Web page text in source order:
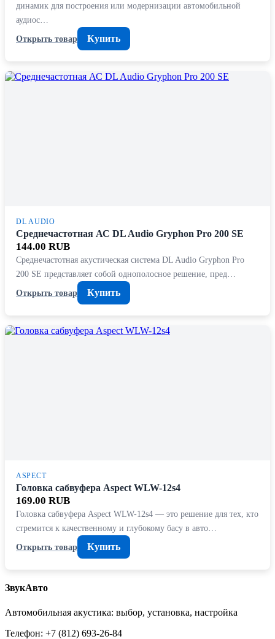
динамик для построения или модернизации автомобильной
аудиос…
Открыть товар
Купить
DL AUDIO
Среднечастотная АС DL Audio Gryphon Pro 200 SE
144.00 RUB
Среднечастотная акустическая система DL Audio Gryphon Pro
200 SE представляет собой однополосное решение, пред…
Открыть товар
Купить
ASPECT
Головка сабвуфера Aspect WLW-12s4
169.00 RUB
Головка сабвуфера Aspect WLW-12s4 — это решение для тех, кто
стремится к качественному и глубокому басу в авто…
Открыть товар
Купить
ЗвукАвто
Автомобильная акустика: выбор, установка, настройка
Телефон: +7 (812) 693-26-84